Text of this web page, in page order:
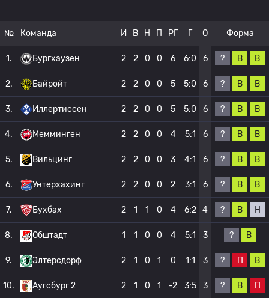
№ Команда И В Н П РГ Г О Форма
1. Бургхаузен 2 2 0 0 6 6:0 6 ? В В
2. Байройт 2 2 0 0 5 5:0 6 ? В В
3. Иллертиссен 2 2 0 0 5 5:0 6 ? В В
4. Мемминген 2 2 0 0 4 5:1 6 ? В В
5. Вильцинг 2 2 0 0 3 4:1 6 ? В В
6. Унтерхахинг 2 2 0 0 2 3:1 6 ? В В
7. Бухбах 2 1 1 0 4 6:2 4 ? В Н
8. Обштадт 1 1 0 0 4 5:1 3 ? В
9. Элтерсдорф 2 1 0 1 0 1:1 3 ? П В
10. Аугсбург 2 2 1 0 1 -2 3:5 3 ? В П